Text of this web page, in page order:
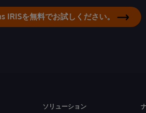
IRISを無料でお試しください。
ソリューション